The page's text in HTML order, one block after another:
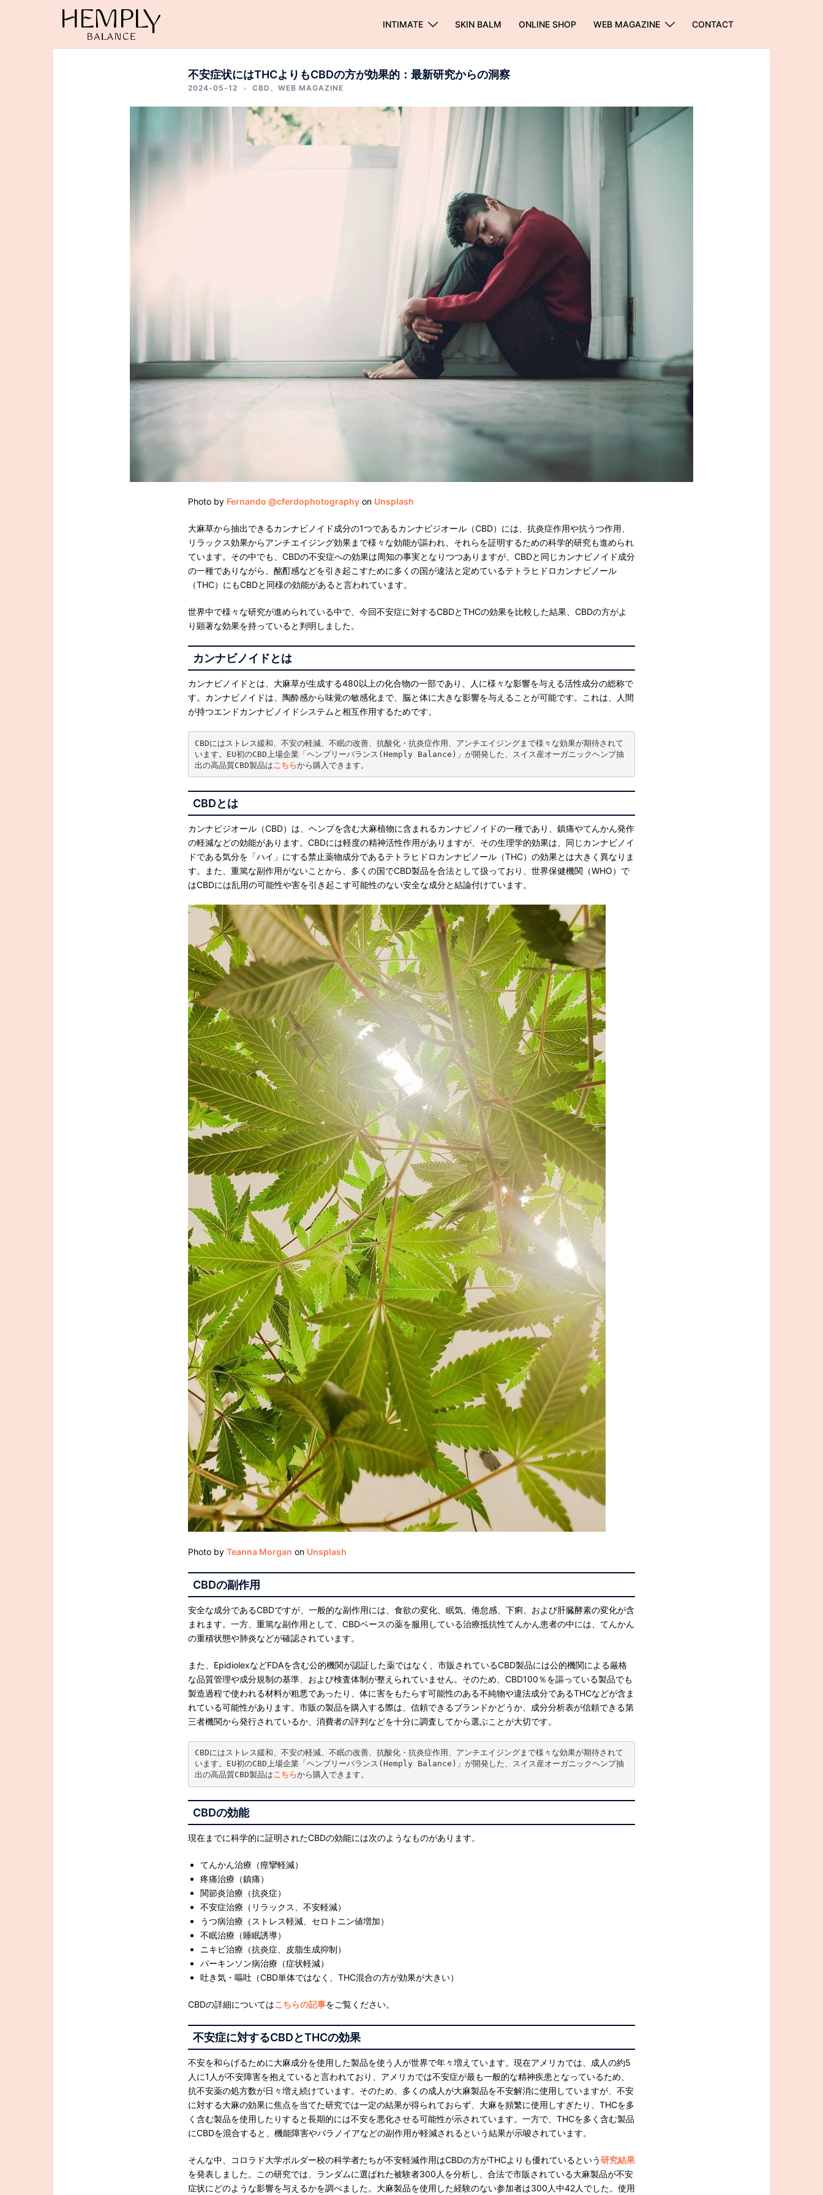
INTIMATE SKIN BALM ONLINE SHOP WEB MAGAZINE CONTACT
不安症状にはTHCよりもCBDの方が効果的：最新研究からの洞察
2024-05-12 CBD 、 WEB MAGAZINE
Photo by Fernando @cferdophotography on Unsplash
大麻草から抽出できるカンナビノイド成分の1つであるカンナビジオール（CBD）には、抗炎症作用や抗うつ作用、
リラックス効果からアンチエイジング効果まで様々な効能が謳われ、それらを証明するための科学的研究も進められ
ています。その中でも、CBDの不安症への効果は周知の事実となりつつありますが、CBDと同じカンナビノイド成分
の一種でありながら、酩酊感などを引き起こすために多くの国が違法と定めているテトラヒドロカンナビノール
（THC）にもCBDと同様の効能があると言われています。
世界中で様々な研究が進められている中で、今回不安症に対するCBDとTHCの効果を比較した結果、CBDの方がよ
り顕著な効果を持っていると判明しました。
カンナビノイドとは
カンナビノイドとは、大麻草が生成する480以上の化合物の一部であり、人に様々な影響を与える活性成分の総称で
す。カンナビノイドは、陶酔感から味覚の敏感化まで、脳と体に大きな影響を与えることが可能です。これは、人間
が持つエンドカンナビノイドシステムと相互作用するためです。
CBDにはストレス緩和、不安の軽減、不眠の改善、抗酸化・抗炎症作用、アンチエイジングまで様々な効果が期待されて
います。EU初のCBD上場企業「ヘンプリーバランス(Hemply Balance)」が開発した、スイス産オーガニックヘンプ抽
出の高品質CBD製品はこちらから購入できます。
CBDとは
カンナビジオール（CBD）は、ヘンプを含む大麻植物に含まれるカンナビノイドの一種であり、鎮痛やてんかん発作
の軽減などの効能があります。CBDには軽度の精神活性作用がありますが、その生理学的効果は、同じカンナビノイ
ドである気分を「ハイ」にする禁止薬物成分であるテトラヒドロカンナビノール（THC）の効果とは大きく異なりま
す。また、重篤な副作用がないことから、多くの国でCBD製品を合法として扱っており、世界保健機関（WHO）で
はCBDには乱用の可能性や害を引き起こす可能性のない安全な成分と結論付けています。
Photo by Teanna Morgan on Unsplash
CBDの副作用
安全な成分であるCBDですが、一般的な副作用には、食欲の変化、眠気、倦怠感、下痢、および肝臓酵素の変化が含
まれます。一方、重篤な副作用として、CBDベースの薬を服用している治療抵抗性てんかん患者の中には、てんかん
の重積状態や肺炎などが確認されています。
また、EpidiolexなどFDAを含む公的機関が認証した薬ではなく、市販されているCBD製品には公的機関による厳格
な品質管理や成分規制の基準、および検査体制が整えられていません。そのため、CBD100％を謳っている製品でも
製造過程で使われる材料が粗悪であったり、体に害をもたらす可能性のある不純物や違法成分であるTHCなどが含ま
れている可能性があります。市販の製品を購入する際は、信頼できるブランドかどうか、成分分析表が信頼できる第
三者機関から発行されているか、消費者の評判などを十分に調査してから選ぶことが大切です。
CBDにはストレス緩和、不安の軽減、不眠の改善、抗酸化・抗炎症作用、アンチエイジングまで様々な効果が期待されて
います。EU初のCBD上場企業「ヘンプリーバランス(Hemply Balance)」が開発した、スイス産オーガニックヘンプ抽
出の高品質CBD製品はこちらから購入できます。
CBDの効能
現在までに科学的に証明されたCBDの効能には次のようなものがあります。
てんかん治療（痙攣軽減）
疼痛治療（鎮痛）
関節炎治療（抗炎症）
不安症治療（リラックス、不安軽減）
うつ病治療（ストレス軽減、セロトニン値増加）
不眠治療（睡眠誘導）
ニキビ治療（抗炎症、皮脂生成抑制）
パーキンソン病治療（症状軽減）
吐き気・嘔吐（CBD単体ではなく、THC混合の方が効果が大きい）
CBDの詳細についてはこちらの記事をご覧ください。
不安症に対するCBDとTHCの効果
不安を和らげるために大麻成分を使用した製品を使う人が世界で年々増えています。現在アメリカでは、成人の約5
人に1人が不安障害を抱えていると言われており、アメリカでは不安症が最も一般的な精神疾患となっているため、
抗不安薬の処方数が日々増え続けています。そのため、多くの成人が大麻製品を不安解消に使用していますが、不安
に対する大麻の効果に焦点を当てた研究では一定の結果が得られておらず、大麻を頻繁に使用しすぎたり、THCを多
く含む製品を使用したりすると長期的には不安を悪化させる可能性が示されています。一方で、THCを多く含む製品
にCBDを混合すると、機能障害やパラノイアなどの副作用が軽減されるという結果が示唆されています。
そんな中、コロラド大学ボルダー校の科学者たちが不安軽減作用はCBDの方がTHCよりも優れているという研究結果
を発表しました。この研究では、ランダムに選ばれた被験者300人を分析し、合法で市販されている大麻製品が不安
症状にどのような影響を与えるかを調べました。大麻製品を使用した経験のない参加者は300人中42人でした。使用